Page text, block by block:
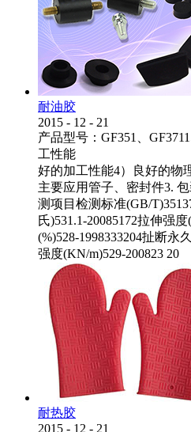
耐油胶
2015 - 12 - 21
产品型号：GF351、
工性能 2）良
好的加工性能4）良好的物
主要应用管子、密封件3.
测项目检测标准(GB/
氏)531.1-20085172拉伸强
(%)528-1998333204扯断永
强度(KN/m)529-200823 20
耐热胶
2015 - 12 - 21